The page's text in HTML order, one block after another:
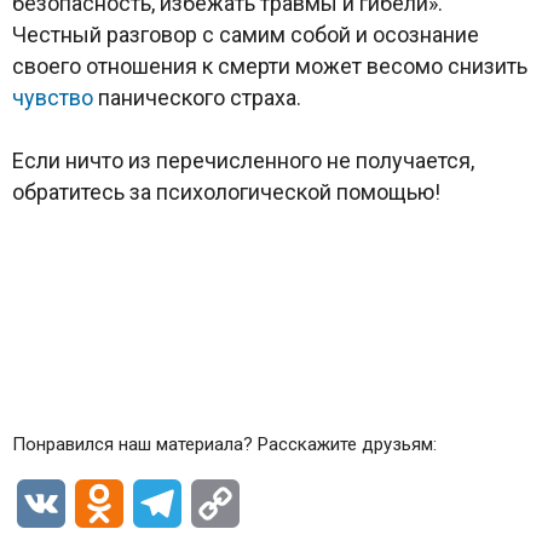
Честный разговор с самим собой и осознание
своего отношения к смерти может весомо снизить
чувство панического страха.
Если ничто из перечисленного не получается,
обратитесь за психологической помощью!
Понравился наш материала? Расскажите друзьям:
VK Odnoklassniki
Telegram